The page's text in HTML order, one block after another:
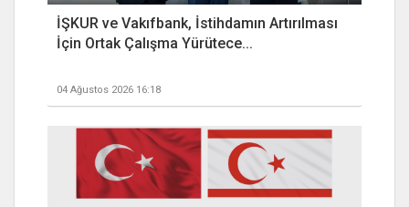
İŞKUR ve Vakıfbank, İstihdamın Artırılması
İçin Ortak Çalışma Yürütece...
04 Ağustos 2026 16:18